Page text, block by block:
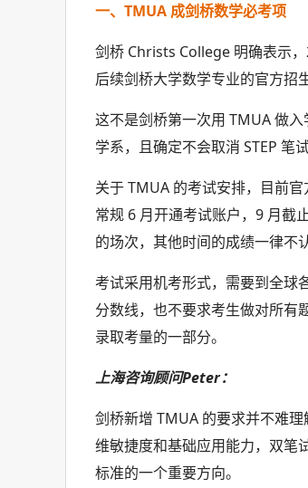
一、TMUA 成剑桥数学必考项
剑桥 Christs College 明确表示
后续剑桥大学数学专业的官方招
这不是剑桥第一次用 TMUA 做
学系，且确定不会取消 STEP 笔
关于 TMUA 的考试安排，目前
常规 6 月开通考试账户，9 月截
的场次，其他时间的成绩一律不
考试采用机考形式，需要到全球
分数线，也不要求考生做对所有
录取考量的一部分。
上海咨询顾问Peter：
剑桥新增 TMUA 的要求并不难
维敏捷度和基础应用能力，双笔
标准的一个重要方向。